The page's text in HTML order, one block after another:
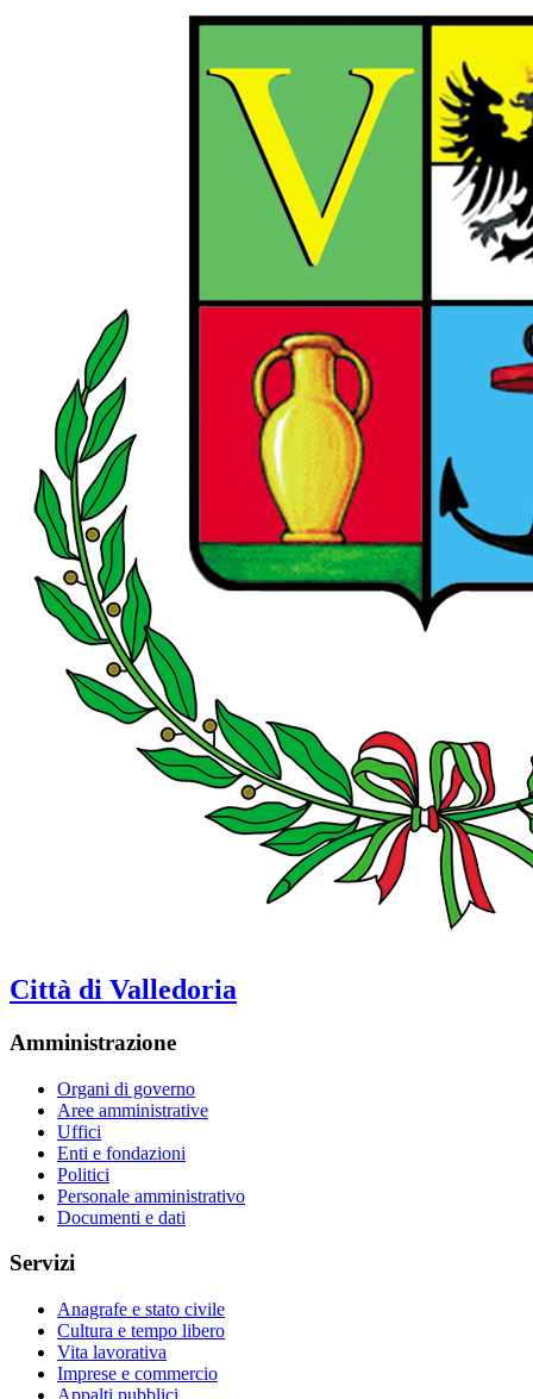
Città di Valledoria
Amministrazione
Organi di governo
Aree amministrative
Uffici
Enti e fondazioni
Politici
Personale amministrativo
Documenti e dati
Servizi
Anagrafe e stato civile
Cultura e tempo libero
Vita lavorativa
Imprese e commercio
Appalti pubblici